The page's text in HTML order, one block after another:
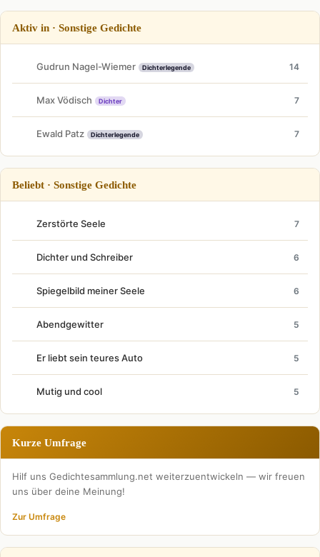
Aktiv in · Sonstige Gedichte
Gudrun Nagel-Wiemer Dichterlegende 14
Max Vödisch Dichter 7
Ewald Patz Dichterlegende 7
Beliebt · Sonstige Gedichte
Zerstörte Seele 7
Dichter und Schreiber 6
Spiegelbild meiner Seele 6
Abendgewitter 5
Er liebt sein teures Auto 5
Mutig und cool 5
Kurze Umfrage
Hilf uns Gedichtesammlung.net weiterzuentwickeln — wir freuen
uns über deine Meinung!
Zur Umfrage